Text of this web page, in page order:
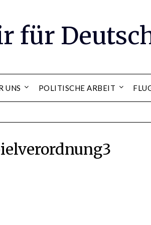
für
UNS POLITISCHE ARBEIT